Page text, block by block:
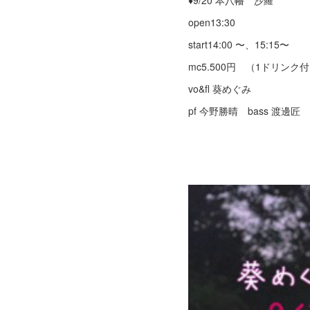
open13:30
start14:00 〜、15:15〜
mc5.500円 （1ドリンク
vo&fl 葵めぐみ
pf 今野勝晴 bass 渡邊匠